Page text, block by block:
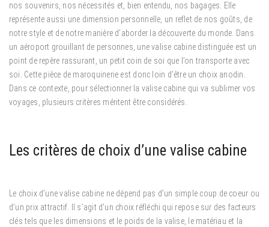
nos souvenirs, nos nécessités et, bien entendu, nos bagages. Elle
représente aussi une dimension personnelle, un reflet de nos goûts, de
notre style et de notre manière d’aborder la découverte du monde. Dans
un aéroport grouillant de personnes, une valise cabine distinguée est un
point de repère rassurant, un petit coin de soi que l’on transporte avec
soi. Cette pièce de maroquinerie est donc loin d’être un choix anodin.
Dans ce contexte, pour sélectionner la valise cabine qui va sublimer vos
voyages, plusieurs critères méritent être considérés.
Les critères de choix d’une valise cabine
Le choix d’une valise cabine ne dépend pas d’un simple coup de coeur ou
d’un prix attractif. Il s’agit d’un choix réfléchi qui repose sur des facteurs
clés tels que les dimensions et le poids de la valise, le matériau et la